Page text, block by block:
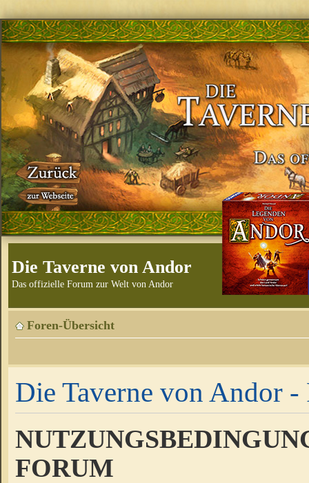
Die Taverne von Andor
Das offizielle Forum zur Welt von Andor
Foren-Übersicht
Die Taverne von Andor -
FORUM